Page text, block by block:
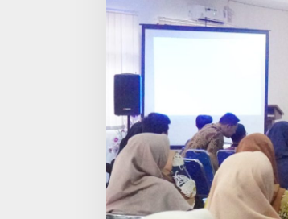
b
u
p
a
n
d
e
g
l
a